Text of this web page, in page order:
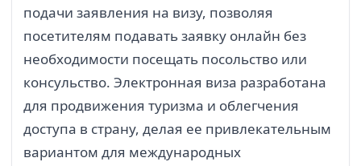
подачи заявления на визу, позволяя
посетителям подавать заявку онлайн без
необходимости посещать посольство или
консульство. Электронная виза разработана
для продвижения туризма и облегчения
доступа в страну, делая ее привлекательным
вариантом для международных